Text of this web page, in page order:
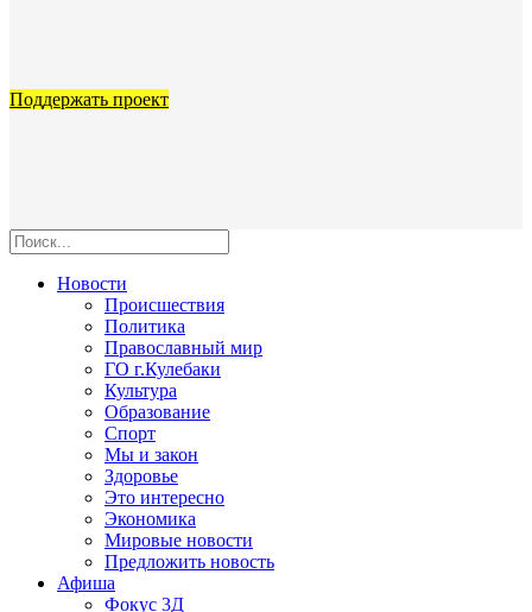
Поддержать проект
Новости
Происшествия
Политика
Православный мир
ГО г.Кулебаки
Культура
Образование
Спорт
Мы и закон
Здоровье
Это интересно
Экономика
Мировые новости
Предложить новость
Афиша
Фокус 3Д